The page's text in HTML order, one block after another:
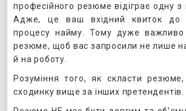
професійного резюме відіграє одну з
Адже, це ваш вхідний квиток до
процесу найму. Тому дуже важливо
резюме, щоб вас запросили не лише на
й на роботу.
Розуміння того, як скласти
сходинку вище за інших претендентів.